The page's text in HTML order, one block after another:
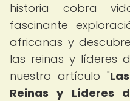
historia cobra
fascinante
africanas y
las reinas y líderes
nuestro artículo "
Reinas y Líderes